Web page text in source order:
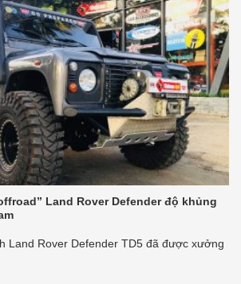
Land Rover Defender độ khủng
Land Rover Defender TD5 đã được xưởng